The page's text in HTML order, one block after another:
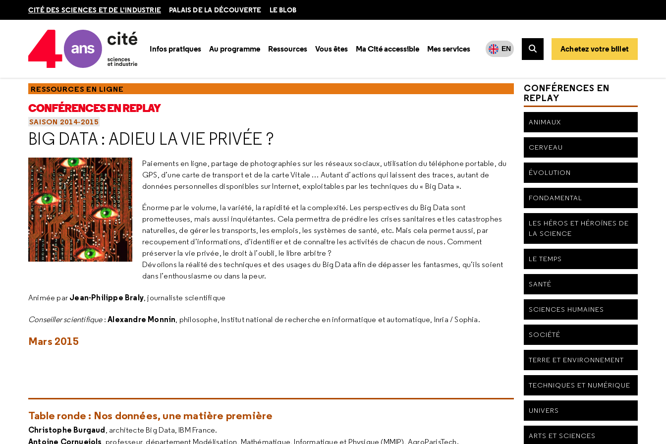
CITÉ DES SCIENCES ET DE L'INDUSTRIE PALAIS DE LA DÉCOUVERTE LE BLOB
Infos pratiques Au programme Ressources Vous êtes Ma Cité accessible Mes services EN
Rechercher
Achetez votre billet
Accueil Ressources
RESSOURCES EN LIGNE
CONFÉRENCES EN REPLAY
SAISON 2014-2015
BIG DATA : ADIEU LA VIE PRIVÉE ?
Paiements en ligne, partage de photographies sur les réseaux sociaux, utilisation du téléphone portable, du
GPS, d’une carte de transport et de la carte Vitale … Autant d’actions qui laissent des traces, autant de
données personnelles disponibles sur Internet, exploitables par les techniques du « Big Data ».
Énorme par le volume, la variété, la rapidité et la complexité. Les perspectives du Big Data sont
prometteuses, mais aussi inquiétantes. Cela permettra de prédire les crises sanitaires et les catastrophes
naturelles, de gérer les transports, les emplois, les systèmes de santé, etc. Mais cela permet aussi, par
recoupement d’informations, d’identifier et de connaître les activités de chacun de nous. Comment
préserver la vie privée, le droit à l’oubli, le libre arbitre ?
Dévoilons la réalité des techniques et des usages du Big Data afin de dépasser les fantasmes, qu’ils soient
dans l’enthousiasme ou dans la peur.
Animée par Jean-Philippe Braly, journaliste scientifique
Conseiller scientifique:Alexandre Monnin, philosophe, Institut national de recherche en informatique et automatique, Inria / Sophia.
Mars 2015
Table ronde : Nos données, une matière première
Christophe Burgaud, architecte Big Data, IBM France.
Antoine Cornuejols, professeur, département Modélisation, Mathématique, Informatique et Physique (MMIP), AgroParisTech.
CONFÉRENCES EN
REPLAY
ANIMAUX
CERVEAU
ÉVOLUTION
FONDAMENTAL
LES HÉROS ET HÉROÏNES DE
LA SCIENCE
LE TEMPS
SANTÉ
SCIENCES HUMAINES
SOCIÉTÉ
TERRE ET ENVIRONNEMENT
TECHNIQUES ET NUMÉRIQUE
UNIVERS
ARTS ET SCIENCES